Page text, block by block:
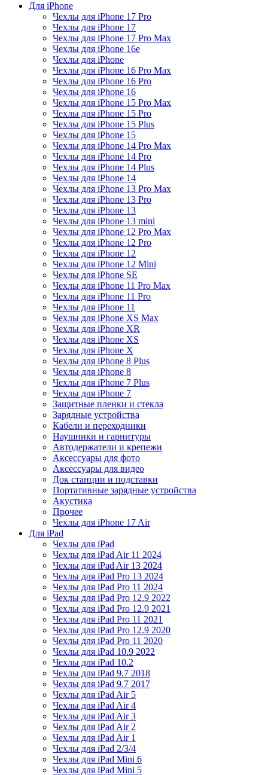
Для iPhone
Чехлы для iPhone 17 Pro
Чехлы для iPhone 17
Чехлы для iPhone 17 Pro Max
Чехлы для iPhone 16e
Чехлы для iPhone
Чехлы для iPhone 16 Pro Max
Чехлы для iPhone 16 Pro
Чехлы для iPhone 16
Чехлы для iPhone 15 Pro Max
Чехлы для iPhone 15 Pro
Чехлы для iPhone 15 Plus
Чехлы для iPhone 15
Чехлы для iPhone 14 Pro Max
Чехлы для iPhone 14 Pro
Чехлы для iPhone 14 Plus
Чехлы для iPhone 14
Чехлы для iPhone 13 Pro Max
Чехлы для iPhone 13 Pro
Чехлы для iPhone 13
Чехлы для iPhone 13 mini
Чехлы для iPhone 12 Pro Max
Чехлы для iPhone 12 Pro
Чехлы для iPhone 12
Чехлы для iPhone 12 Mini
Чехлы для iPhone SE
Чехлы для iPhone 11 Pro Max
Чехлы для iPhone 11 Pro
Чехлы для iPhone 11
Чехлы для iPhone XS Max
Чехлы для iPhone XR
Чехлы для iPhone XS
Чехлы для iPhone X
Чехлы для iPhone 8 Plus
Чехлы для iPhone 8
Чехлы для iPhone 7 Plus
Чехлы для iPhone 7
Защитные пленки и стекла
Зарядные устройства
Кабели и переходники
Наушники и гарнитуры
Автодержатели и крепежи
Аксессуары для фото
Аксессуары для видео
Док станции и подставки
Портативные зарядные устройства
Акустика
Прочее
Чехлы для iPhone 17 Air
Для iPad
Чехлы для iPad
Чехлы для iPad Air 11 2024
Чехлы для iPad Air 13 2024
Чехлы для iPad Pro 13 2024
Чехлы для iPad Pro 11 2024
Чехлы для iPad Pro 12.9 2022
Чехлы для iPad Pro 12.9 2021
Чехлы для iPad Pro 11 2021
Чехлы для iPad Pro 12.9 2020
Чехлы для iPad Pro 11 2020
Чехлы для iPad 10.9 2022
Чехлы для iPad 10.2
Чехлы для iPad 9.7 2018
Чехлы для iPad 9.7 2017
Чехлы для iPad Air 5
Чехлы для iPad Air 4
Чехлы для iPad Air 3
Чехлы для iPad Air 2
Чехлы для iPad Air 1
Чехлы для iPad 2/3/4
Чехлы для iPad Mini 6
Чехлы для iPad Mini 5